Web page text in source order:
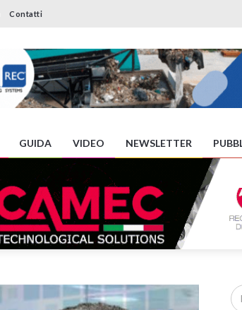
Contatti
GUIDA VIDEO NEWSLETTER